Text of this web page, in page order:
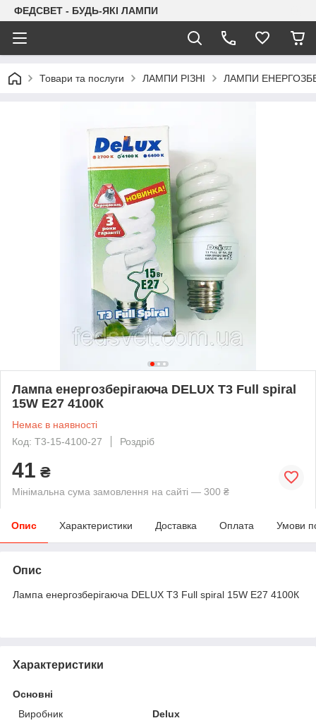
ФЕДСВЕТ - БУДЬ-ЯКІ ЛАМПИ
Товари та послуги ЛАМПИ РІЗНІ ЛАМПИ
Лампа енергозберігаюча DELUX T3 Full spiral
15W E27 4100К
Немає в наявності
Код: T3-15-4100-27
Роздріб
41 ₴
Мінімальна сума замовлення на сайті — 300 ₴
Опис Характеристики Доставка Оплата Умови
Опис
Лампа енергозберігаюча DELUX T3 Full spiral 15W E27 4100К
Характеристики
Основні
Виробник
Delux